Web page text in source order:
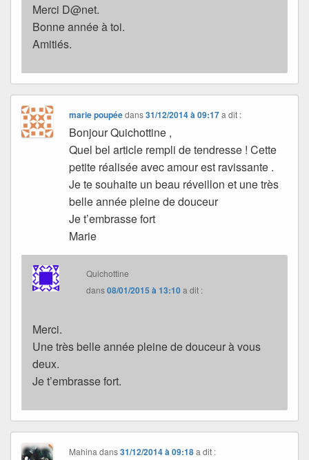
Merci D@net.
Bonne année à toi.
Amitiés.
marie poupéedans31/12/2014 à 09:17 a dit :
Bonjour Quichottine ,
Quel bel article rempli de tendresse ! Cette
petite réalisée avec amour est ravissante .
Je te souhaite un beau réveillon et une très
belle année pleine de douceur
Je t’embrasse fort
Marie
Quichottine
dans08/01/2015 à 13:10a dit :
Merci.
Une très belle année pleine de douceur à vous
deux.
Je t’embrasse fort.
Mahina dans31/12/2014 à 09:18 a dit :